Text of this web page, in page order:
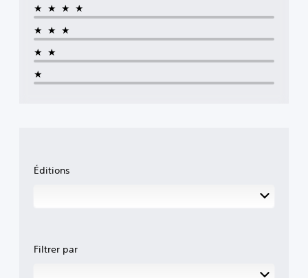
★★★★
★★★
★★
★
Éditions
Filtrer par